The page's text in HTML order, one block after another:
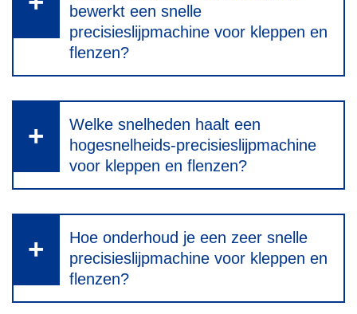
bewerkt een snelle
precisieslijpmachine voor kleppen en
flenzen?
Welke snelheden haalt een
hogesnelheids-precisieslijpmachine
voor kleppen en flenzen?
Hoe onderhoud je een zeer snelle
precisieslijpmachine voor kleppen en
flenzen?